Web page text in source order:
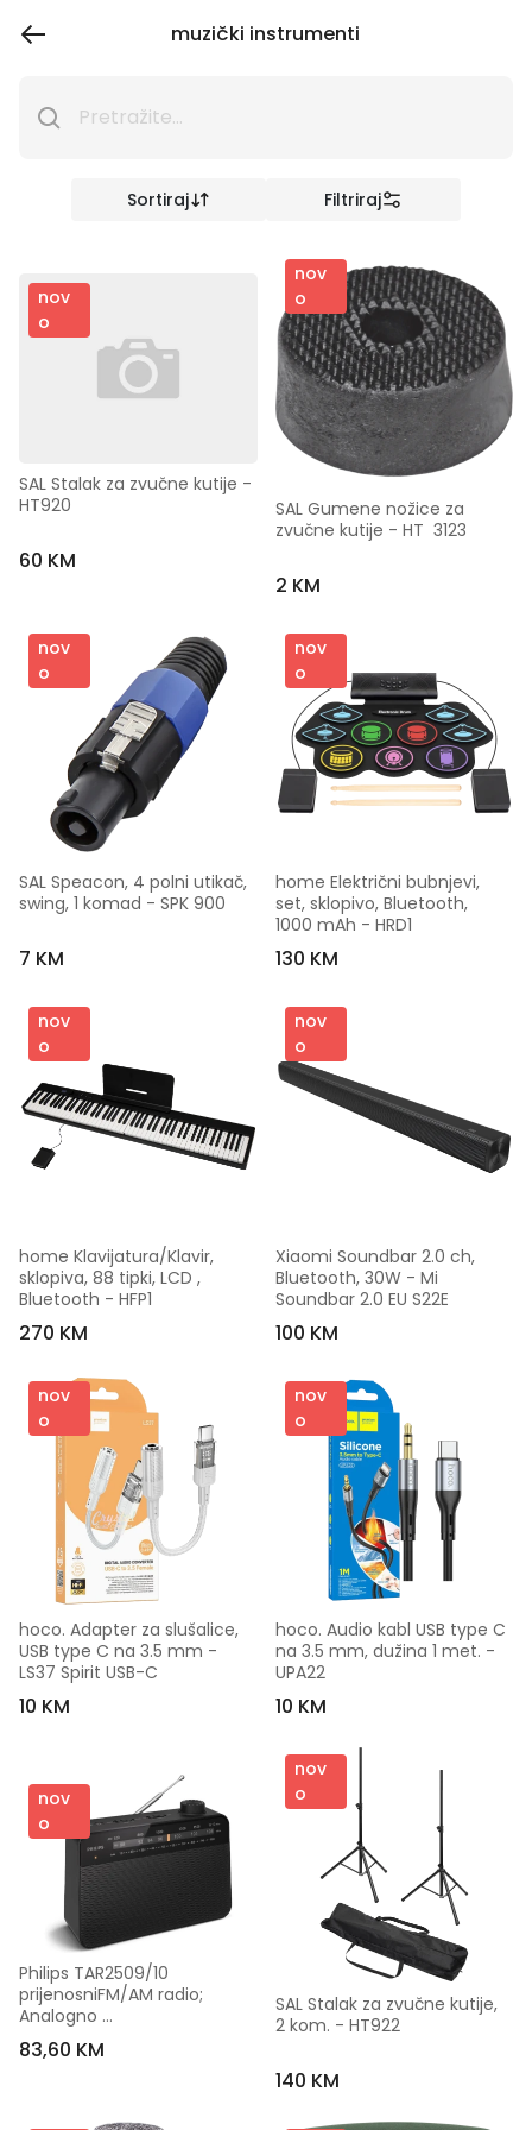
muzički instrumenti
Sortiraj Filtriraj
nov
o
SAL Stalak za zvučne kutije -
HT920
60 KM
nov
o
SAL Gumene nožice za
zvučne kutije - HT  3123
2 KM
nov
o
SAL Speacon, 4 polni utikač,
swing, 1 komad - SPK 900
7 KM
nov
o
home Električni bubnjevi,
set, sklopivo, Bluetooth,
1000 mAh - HRD1
130 KM
nov
o
home Klavijatura/Klavir,
sklopiva, 88 tipki, LCD ,
Bluetooth - HFP1
270 KM
nov
o
Xiaomi Soundbar 2.0 ch,
Bluetooth, 30W - Mi
Soundbar 2.0 EU S22E
100 KM
nov
o
hoco. Adapter za slušalice,
USB type C na 3.5 mm -
LS37 Spirit USB-C
10 KM
nov
o
hoco. Audio kabl USB type C
na 3.5 mm, dužina 1 met. -
UPA22
10 KM
nov
o
Philips TAR2509/10
prijenosniFM/AM radio;
Analogno
podešav;Napajanje izmjen.
strujom ili baterijom
83,60 KM
nov
o
SAL Stalak za zvučne kutije,
2 kom. - HT922
140 KM